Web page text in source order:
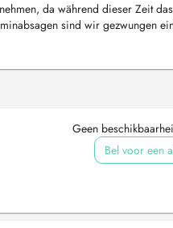
da während dieser Zeit
sind wir gezwungen
Geen
Bel voor een